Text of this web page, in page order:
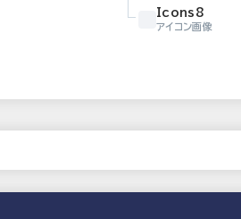
Icons8
アイコン画像